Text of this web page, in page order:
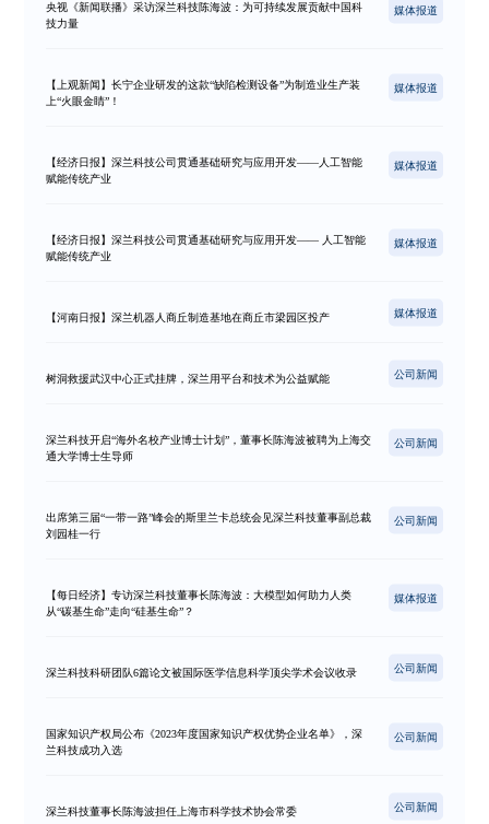
央视《新闻联播》采访深兰科技陈海波：为可持续发展贡献中国科
技力量
媒体报道
【上观新闻】长宁企业研发的这款“缺陷检测设备”为制造业生产装
上“火眼金睛”！
媒体报道
【经济日报】深兰科技公司贯通基础研究与应用开发——人工智能
赋能传统产业
媒体报道
【经济日报】深兰科技公司贯通基础研究与应用开发—— 人工智能
赋能传统产业
媒体报道
【河南日报】深兰机器人商丘制造基地在商丘市梁园区投产 媒体报道
树洞救援武汉中心正式挂牌，深兰用平台和技术为公益赋能 公司新闻
深兰科技开启“海外名校产业博士计划”，董事长陈海波被聘为上海交
通大学博士生导师
公司新闻
出席第三届“一带一路”峰会的斯里兰卡总统会见深兰科技董事副总裁
刘园桂一行
公司新闻
【每日经济】专访深兰科技董事长陈海波：大模型如何助力人类
从“碳基生命”走向“硅基生命”？
媒体报道
深兰科技科研团队6篇论文被国际医学信息科学顶尖学术会议收录 公司新闻
国家知识产权局公布《2023年度国家知识产权优势企业名单》，深
兰科技成功入选
公司新闻
深兰科技董事长陈海波担任上海市科学技术协会常委 公司新闻